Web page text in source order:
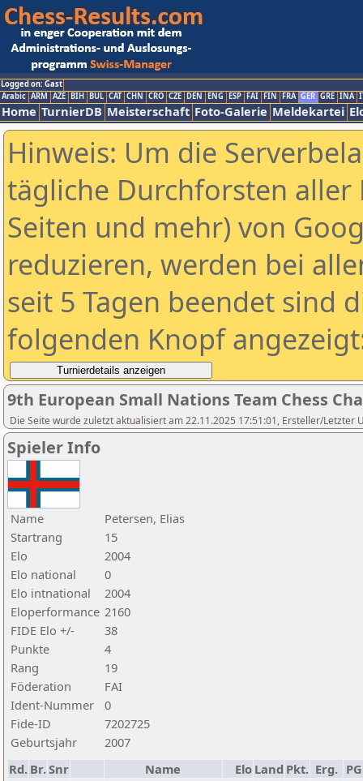
Logged on: Gast
Arabic ARM AZE BIH BUL CAT CHN CRO CZE DEN ENG ESP FAI FIN FRA GER GRE INA
Home TurnierDB Meisterschaft Foto-Galerie Meldekartei
Hinweis: Um die
tägliche Durchforsten aller
Seiten und mehr) von
reduzieren, werden bei
seit 5 Tagen beendet sind
folgenden Knopf
9th European Small Nations Team Chess
Die Seite wurde zuletzt aktualisiert am 22.11.2025 17:51:01, Ersteller/Letzter
Spieler Info
Name
Petersen, Elias
Startrang
15
Elo
2004
Elo national
0
Elo intnational
2004
Eloperformance 2160
FIDE Elo +/-
38
Punkte
4
Rang
19
Föderation
FAI
Ident-Nummer
0
Fide-ID
7202725
Geburtsjahr
2007
Rd. Br.Snr Name Elo Land Pkt. Erg.